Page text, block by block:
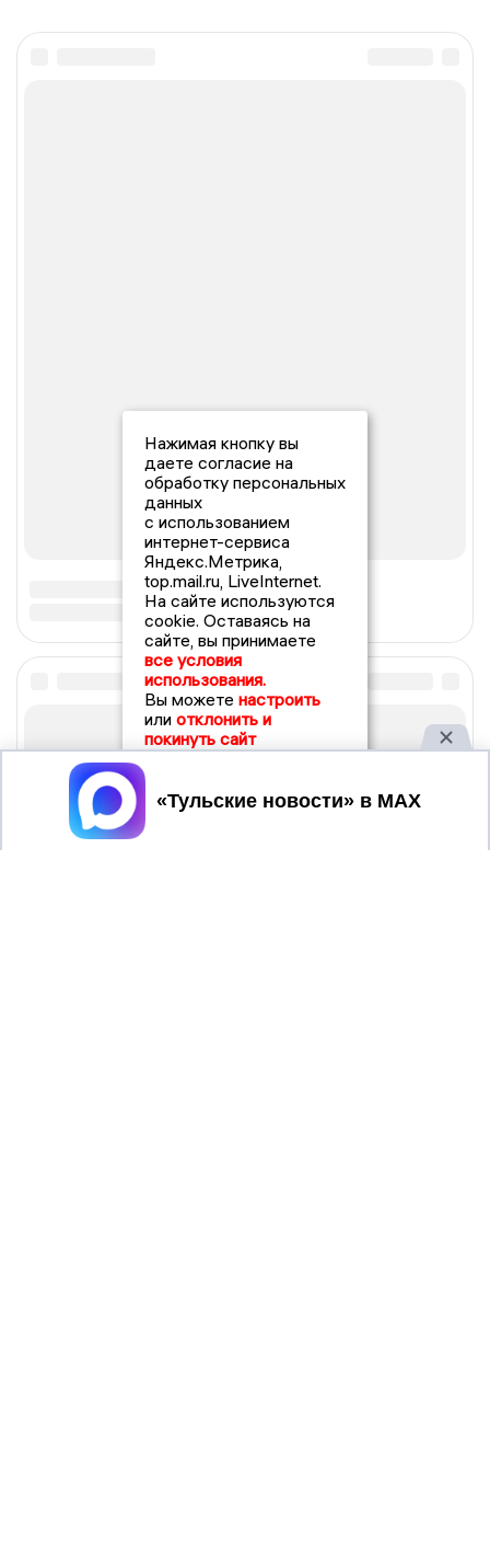
Нажимая кнопку вы
даете согласие на
обработку персональных
данных
с использованием
интернет-сервиса
Яндекс.Метрика,
top.mail.ru, LiveInternet.
На сайте используются
cookie. Оставаясь на
сайте, вы принимаете
все условия
использования.
Вы можете настроить
или отклонить и
покинуть сайт
Принять